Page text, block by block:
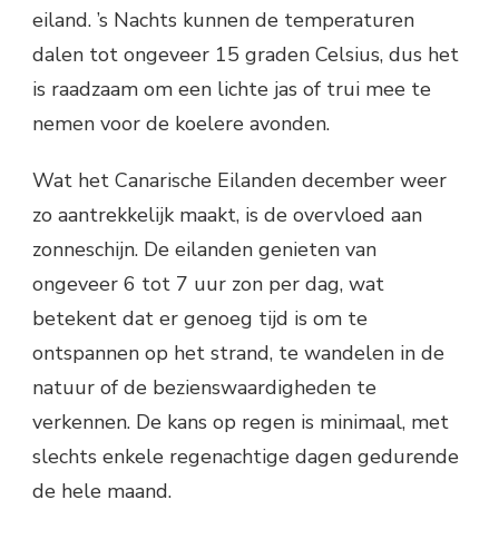
eiland. ’s Nachts kunnen de temperaturen
dalen tot ongeveer 15 graden Celsius, dus het
is raadzaam om een lichte jas of trui mee te
nemen voor de koelere avonden.
Wat het Canarische Eilanden december weer
zo aantrekkelijk maakt, is de overvloed aan
zonneschijn. De eilanden genieten van
ongeveer 6 tot 7 uur zon per dag, wat
betekent dat er genoeg tijd is om te
ontspannen op het strand, te wandelen in de
natuur of de bezienswaardigheden te
verkennen. De kans op regen is minimaal, met
slechts enkele regenachtige dagen gedurende
de hele maand.